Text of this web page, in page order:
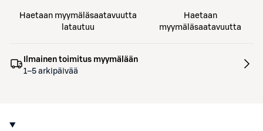
Haetaan myymäläsaatavuutta
latautuu
Haetaan
myymäläsaatavuutta
Ilmainen toimitus myymälään
1–5 arkipäivää